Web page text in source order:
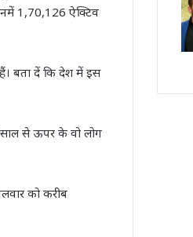
1,70,126 ऐक्टिव
बता दें कि देश में इस
साल से ऊपर के वो लोग
को करीब